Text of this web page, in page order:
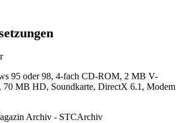
95 oder 98, 4-fach CD-ROM, 2 MB V-
MB HD, Soundkarte, DirectX 6.1, Modem
Archiv - STCArchiv